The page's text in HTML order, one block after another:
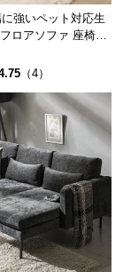
強いペット対応生
ロアソファ 座椅子
ニング
（4）